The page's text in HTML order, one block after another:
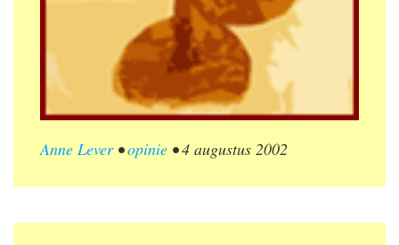
Anne Lever•opinie •4 augustus 2002